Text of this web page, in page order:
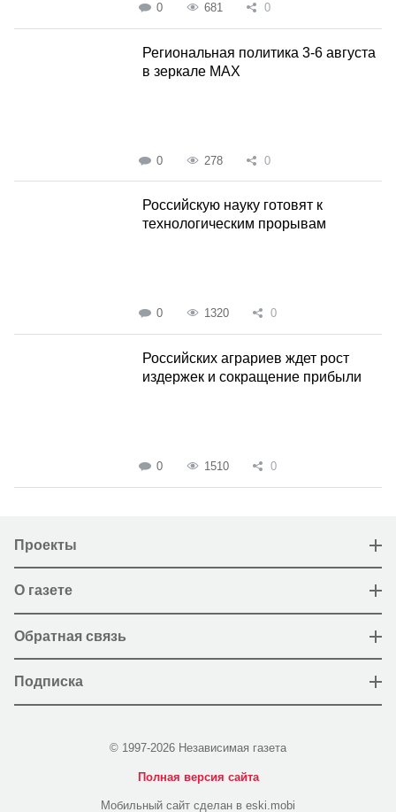
0 681 0
Региональная политика 3-6 августа
в зеркале MAX
0 278 0
Российскую науку готовят к
технологическим прорывам
0 1320 0
Российских аграриев ждет рост
издержек и сокращение прибыли
0 1510 0
Проекты
О газете
Обратная связь
Подписка
© 1997-2026 Независимая газета
Полная версия сайта
Мобильный сайт сделан в eski.mobi